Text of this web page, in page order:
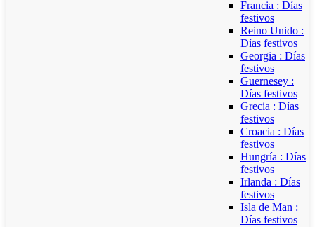
Francia : Días
festivos
Reino Unido :
Días festivos
Georgia : Días
festivos
Guernesey :
Días festivos
Grecia : Días
festivos
Croacia : Días
festivos
Hungría : Días
festivos
Irlanda : Días
festivos
Isla de Man :
Días festivos